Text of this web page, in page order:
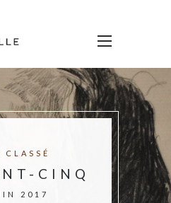
CLASSÉ
CINQ
2017